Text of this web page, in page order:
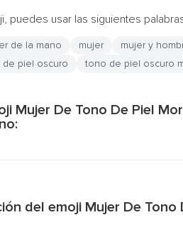
puedes usar las siguientes
de la mano mujer mujer y
piel oscuro tono de piel oscuro
Mujer De Tono De Piel
del emoji Mujer De